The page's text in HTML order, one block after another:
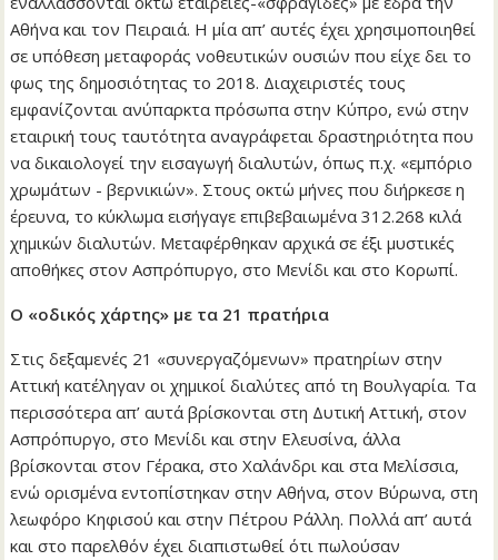
Αθήνα και τον Πειραιά. Η μία απ’ αυτές έχει χρησιμοποιηθεί
σε υπόθεση μεταφοράς νοθευτικών ουσιών που είχε δει το
φως της δημοσιότητας το 2018. Διαχειριστές τους
εμφανίζονται ανύπαρκτα πρόσωπα στην Κύπρο, ενώ στην
εταιρική τους ταυτότητα αναγράφεται δραστηριότητα που
να δικαιολογεί την εισαγωγή διαλυτών, όπως π.χ. «εμπόριο
χρωμάτων - βερνικιών». Στους οκτώ μήνες που διήρκεσε η
έρευνα, το κύκλωμα εισήγαγε επιβεβαιωμένα 312.268 κιλά
χημικών διαλυτών. Μεταφέρθηκαν αρχικά σε έξι μυστικές
αποθήκες στον Ασπρόπυργο, στο Μενίδι και στο Κορωπί.
Ο «οδικός χάρτης» με τα 21 πρατήρια
Στις δεξαμενές 21 «συνεργαζόμενων» πρατηρίων στην
Αττική κατέληγαν οι χημικοί διαλύτες από τη Βουλγαρία. Τα
περισσότερα απ’ αυτά βρίσκονται στη Δυτική Αττική, στον
Ασπρόπυργο, στο Μενίδι και στην Ελευσίνα, άλλα
βρίσκονται στον Γέρακα, στο Χαλάνδρι και στα Μελίσσια,
ενώ ορισμένα εντοπίστηκαν στην Αθήνα, στον Βύρωνα, στη
λεωφόρο Κηφισού και στην Πέτρου Ράλλη. Πολλά απ’ αυτά
και στο παρελθόν έχει διαπιστωθεί ότι πωλούσαν